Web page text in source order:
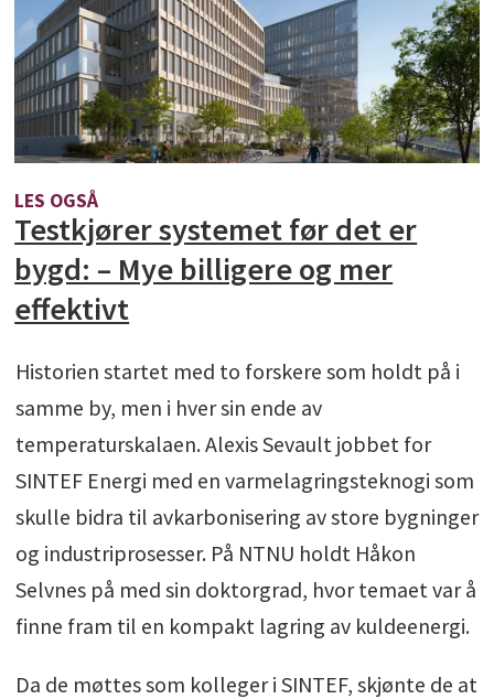
LES OGSÅ
Testkjører systemet før det er
bygd: – Mye billigere og mer
effektivt
Historien startet med to forskere som holdt på i
samme by, men i hver sin ende av
temperaturskalaen. Alexis Sevault jobbet for
SINTEF Energi med en varmelagringsteknogi som
skulle bidra til avkarbonisering av store bygninger
og industriprosesser. På NTNU holdt Håkon
Selvnes på med sin doktorgrad, hvor temaet var å
finne fram til en kompakt lagring av kuldeenergi.
Da de møttes som kolleger i SINTEF, skjønte de at